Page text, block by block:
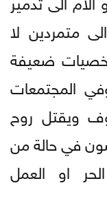
متمردين لا
ضعيفة
المجتمعات
ويقتل روح
في حالة من
او العمل